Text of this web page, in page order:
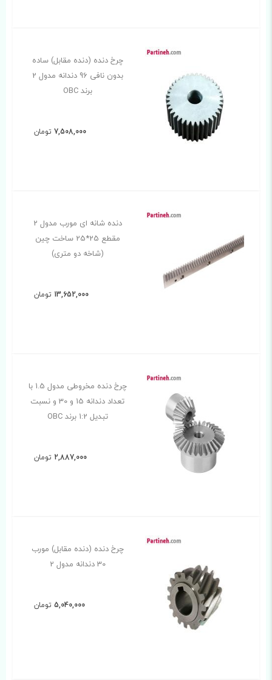
چرخ دنده (دنده مقابل) ساده
بدون نافی 96 دندانه مدول 2
برند OBC
7,508,000 تومان
دنده شانه ای مورب مدول 2
مقطع 25*25 ساخت چین
(شاخه دو متری)
13,652,000 تومان
چرخ دنده مخروطی مدول 1.5 با
تعداد دندانه 15 و 30 و نسبت
تبدیل 1:2 برند OBC
2,887,000 تومان
چرخ دنده (دنده مقابل) مورب
30 دندانه مدول 2
5,040,000 تومان